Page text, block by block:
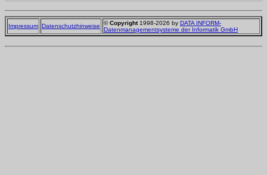
Impressum Datenschutzhinweise ©Copyright1998-2026 by DATA INFORM-
Datenmanagementsysteme der Informatik GmbH